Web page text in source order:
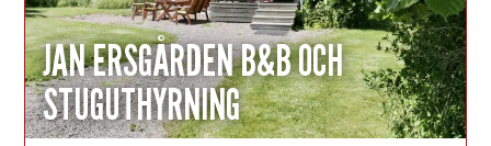
JAN ERSGÅRDEN B&B OCH
STUGUTHYRNING